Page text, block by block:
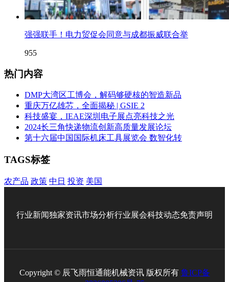
强强联手！电力贸促会同意与成都振威联合举
955
热门内容
DMP大湾区工博会，解码够硬核的智造新品
重庆万亿雄芯，全面揭秘 | GSIE 2
科技盛宴，IEAE深圳电子展点亮科技之光
2024长三角快递物流创新高质量发展论坛
第十六届中国国际机床工具展览会 数智化转
TAGS标签
农产品 政策 中日 投资 美国
行业新闻独家资讯市场分析行业展会科技动态免责声明
Copyright © 辰飞雨恒通能机械资讯 版权所有 鲁ICP备